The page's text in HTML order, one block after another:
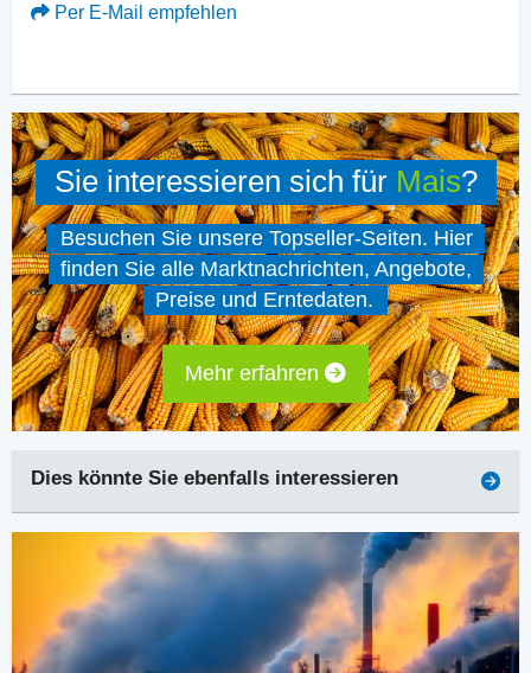
Per E-Mail empfehlen
Sie interessieren sich für Mais?
Besuchen Sie unsere Topseller-Seiten. Hier
finden Sie alle Marktnachrichten, Angebote,
Preise und Erntedaten.
Mehr erfahren
Dies könnte Sie ebenfalls interessieren